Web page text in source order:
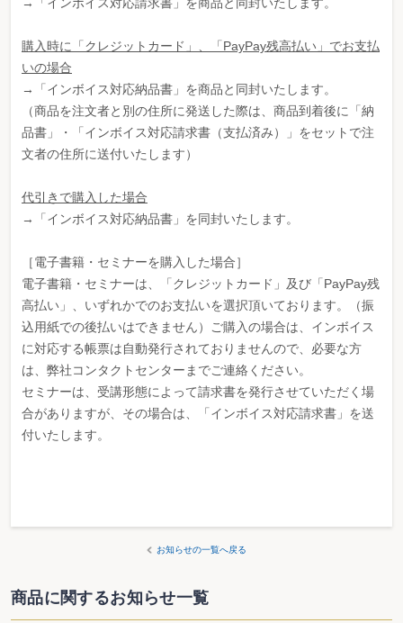
購入時に「クレジットカード」、「PayPay残高払い」でお支払
いの場合
→「インボイス対応納品書」を商品と同封いたします。
（商品を注文者と別の住所に発送した際は、商品到着後に「納
品書」・「インボイス対応請求書（支払済み）」をセットで注
文者の住所に送付いたします）
代引きで購入した場合
→「インボイス対応納品書」を同封いたします。
［電子書籍・セミナーを購入した場合］
電子書籍・セミナーは、「クレジットカード」及び「PayPay残
高払い」、いずれかでのお支払いを選択頂いております。（振
込用紙での後払いはできません）ご購入の場合は、インボイス
に対応する帳票は自動発行されておりませんので、必要な方
は、弊社コンタクトセンターまでご連絡ください。
セミナーは、受講形態によって請求書を発行させていただく場
合がありますが、その場合は、「インボイス対応請求書」を送
付いたします。
お知らせの一覧へ戻る
商品に関するお知らせ一覧